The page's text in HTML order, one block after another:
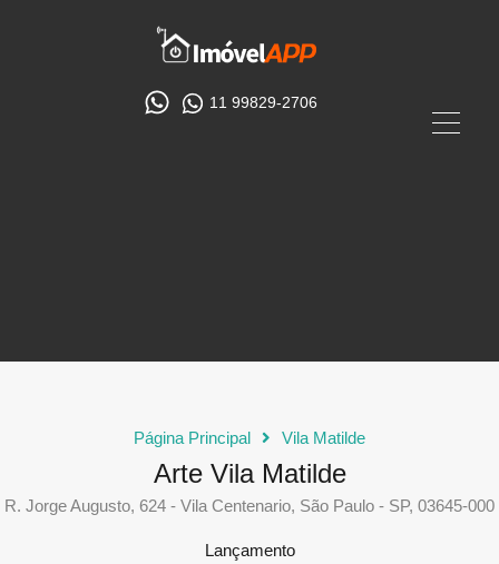
11 99829-2706
Página Principal Vila Matilde
Arte Vila Matilde
R. Jorge Augusto, 624 - Vila Centenario, São Paulo - SP, 03645-000
Lançamento